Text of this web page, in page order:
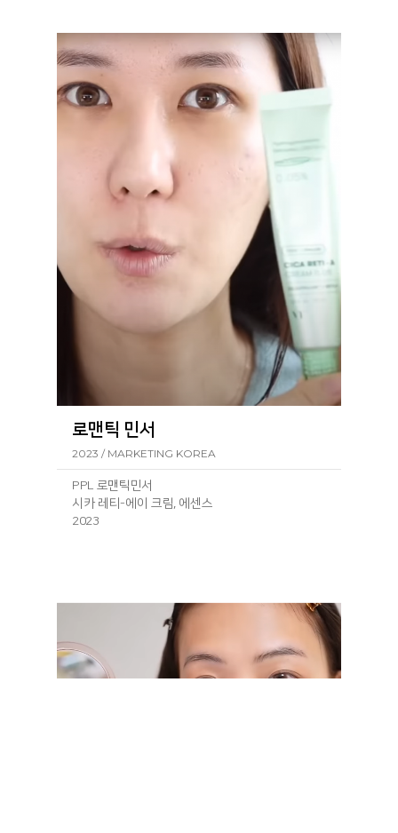
로맨틱 민서
2023 / MARKETING KOREA
PPL 로맨틱민서
시카 레티-에이 크림, 에센스
2023